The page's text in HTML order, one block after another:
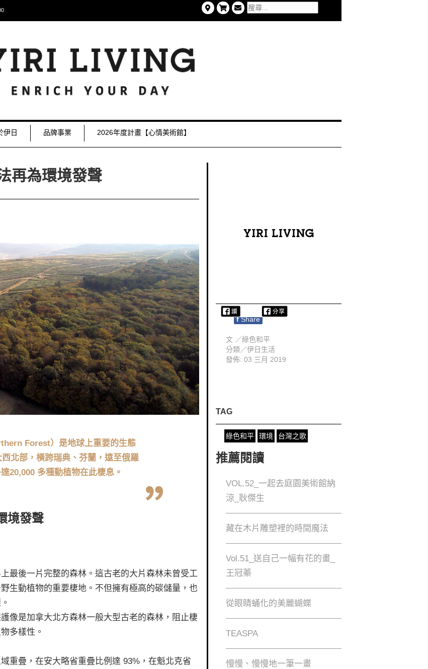
伊日 品牌事業 2026年度計畫【心情美術館】
再為環境發聲
Forest）是地球上重要的生態
北部，橫跨瑞典、芬蘭，遠至俄羅
20,000 多種動植物在此棲息。
境發聲
最後一片完整的森林。這古老的大片森林未曾受工
生動植物的重要棲地。不但擁有極高的碳儲量，也
像是加拿大北方森林一般大型古老的森林，阻止棲
多樣性。
重疊，在安大略省重疊比例達 93%，在魁北克省
f Share
文 ／綠色和平
分類／伊日生活
發佈: 03 三月 2019
TAG
綠色和平 環境 台灣之歌
推薦閱讀
VOL.52_一起去庭園美術館納
涼_耿傑生
藏在木片雕塑裡的時間魔法
Vol.51_送自己一幅有花的畫_
王冠蓁
從眼睛蛹化的美麗蝴蝶
TEASPA
慢慢、慢慢地⼀筆⼀畫